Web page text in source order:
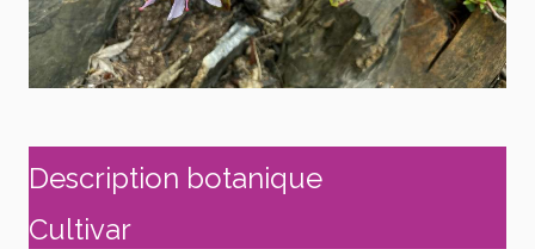
Description botanique
Cultivar